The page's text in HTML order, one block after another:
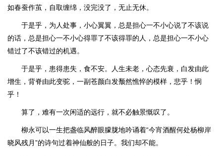
如春蚕作茧，自取缠绵，没完没了，无止无休。
于是乎，为人处事，小心翼翼，总是担心一不小心说了不该说
的话，总是担心一不小心得罪了不该得罪的人，总是担心一不小心
错过了不该错过的机遇。
于是乎，患得患失，食不安。人生未老，心态先衰，白发由此
增生，背脊由此变驼，一副苍颜白发颓然憔悴的模样，悲乎！悯
乎！
算了，难有一次闲适的远行，就不必触景慨叹了。
柳永可以一生把盏临风醉眼朦胧地吟诵着“今宵酒醒何处杨柳岸
晓风残月”的诗句过着神仙般的日子。我们却不能。